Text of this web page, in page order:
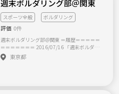
な想いからコミュニティを設立し、様々なか
たちでのレッスンやダンスタイム、イベント
などをご提供してまいりました😃 現在はコロ
ナへの感染対策を優先し、限定的な活動にな
少しずつ...活動を進めているところです。 ダ
ンスが初めての方も気軽に足を運べる場を、
これからもみなさんと共有し、ペアダンスの
) すごいサーブ打ったらめちゃ笑顔で喜びま
す！ 何回もそんなサーブ打ってたら、 「ちょ
っとだけ空気読もう？笑」って言います！w
バレーが好き、ワイワイするのが好き、友達欲
しい そんな人たちは是非参加くださ
い！！！！
〜〜〜〜〜〜〜〜〜〜〜〜〜〜〜〜〜〜〜〜〜
参加希望の方、質問の方は 名前/年齢/住まい
週末ボルダリング部＠関東
スポーツ全般 ボルダリング
評価 0件
週末ボルダリング部＠関東 ＝履歴＝＝＝＝＝
＝＝＝＝＝＝＝ 2016/07/16 「週末ボルダリ
ング部」発足 2016/07/18 「第1回イベント開
催」 2016/09/10 ほぼ毎週のように開催中。2
東京都